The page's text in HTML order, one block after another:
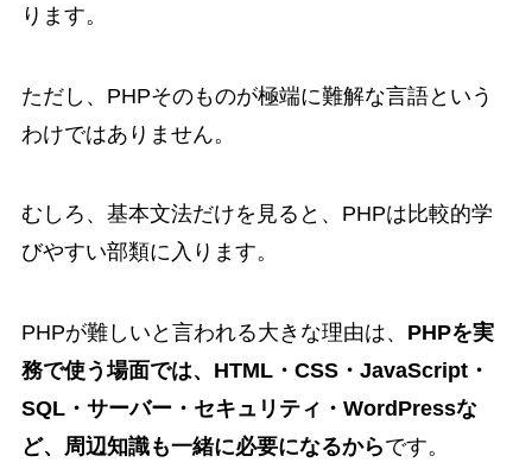
ります。
ただし、PHPそのものが極端に難解な言語という
わけではありません。
むしろ、基本文法だけを見ると、PHPは比較的学
びやすい部類に入ります。
PHPが難しいと言われる大きな理由は、 PHPを実
務で使う場面では、HTML・CSS・JavaScript・
SQL・サーバー・セキュリティ・WordPressな
ど、周辺知識も一緒に必要になるからです。